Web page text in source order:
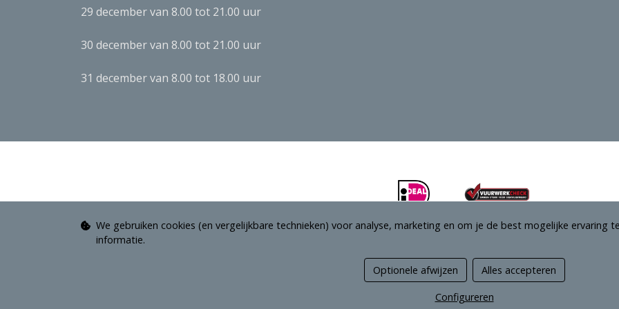
We gebruiken cookies (en vergelijkbare technieken) voor analyse, marketing en om je de best mogelijke ervaring
informatie.
Optionele afwijzen Alles accepteren
Configureren
29 december van 8.00 tot 21.00 uur
30 december van 8.00 tot 21.00 uur
31 december van 8.00 tot 18.00 uur
Managed hosting